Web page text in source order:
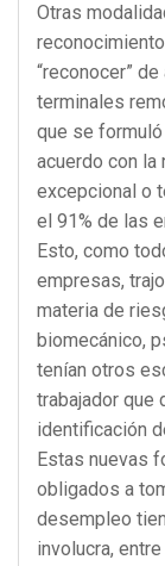
Otras
“reconocer”
terminales
que se formuló
acuerdo con la
excepcional o
el 91% de las
Esto, como
empresas,
materia de
biomecánico,
tenían otros
trabajador que
identificación
Estas nuevas
obligados a
desempleo
involucra,